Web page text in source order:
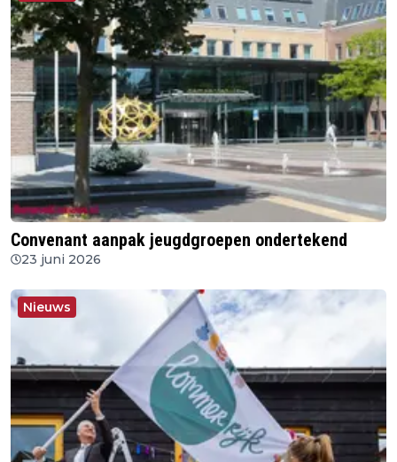
Convenant aanpak jeugdgroepen ondertekend
23 juni 2026
Nieuws